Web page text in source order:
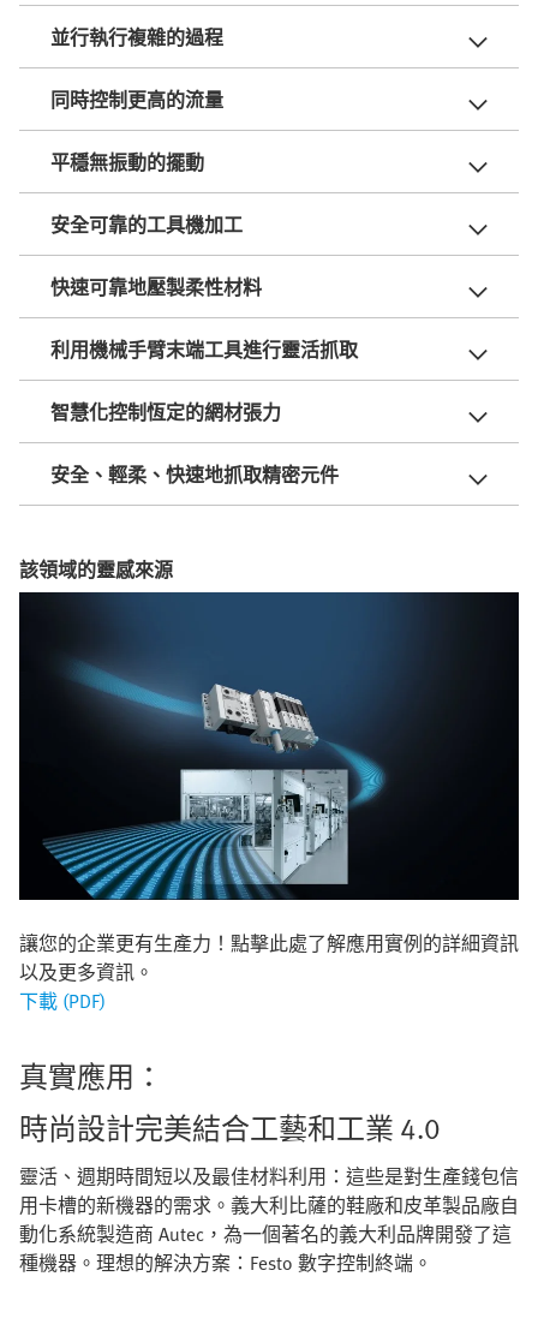
並行執行複雜的過程
同時控制更高的流量
平穩無振動的擺動
安全可靠的工具機加工
快速可靠地壓製柔性材料
利用機械手臂末端工具進行靈活抓取
智慧化控制恆定的網材張力
安全、輕柔、快速地抓取精密元件
該領域的靈感來源
讓您的企業更有生產力！點擊此處了解應用實例的詳細資訊
以及更多資訊。
下載 (PDF)
真實應用：
時尚設計完美結合工藝和工業 4.0
靈活、週期時間短以及最佳材料利用：這些是對生產錢包信
用卡槽的新機器的需求。義大利比薩的鞋廠和皮革製品廠自
動化系統製造商 Autec，為一個著名的義大利品牌開發了這
種機器。理想的解決方案：Festo 數字控制終端。